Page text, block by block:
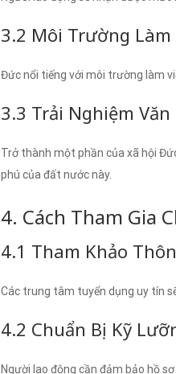
3.2 Môi Trường Làm
Đức nổi tiếng với môi trường làm
3.3 Trải Nghiệm Văn
Trở thành một phần của xã hội
phú của đất nước này.
4. Cách Tham Gia
4.1 Tham Khảo
Các trung tâm tuyển dụng uy tín
4.2 Chuẩn Bị Kỹ
Người lao động cần đảm bảo hồ